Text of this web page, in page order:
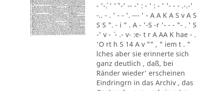
- '-´. ' '´ '-' -- -' : - ' : - ' '- - - .-.-'
-.. - . ' - - '. --- ' - A A K A S v A S
S S ". - i " . A - '-S -r '- - - "- . ' S
-' v - ´ - .- v- :e- t r A AA K hae - .
'O rt h S 14 A v "" , " iem t . "
lches aber sie erinnerte sich
ganz deutlich , daß, bei
Ränder wieder' erscheinen
Eindringrn in das Archiv , das